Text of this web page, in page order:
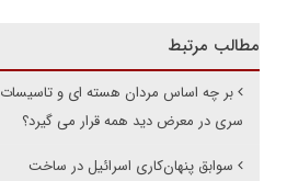
مطالب مرتبط
بر چه اساس مردان هسته ای و تاسیسات
سری در معرض دید همه قرار می گیرد؟
سوابق پنهان‌کاری اسرائیل در ساخت